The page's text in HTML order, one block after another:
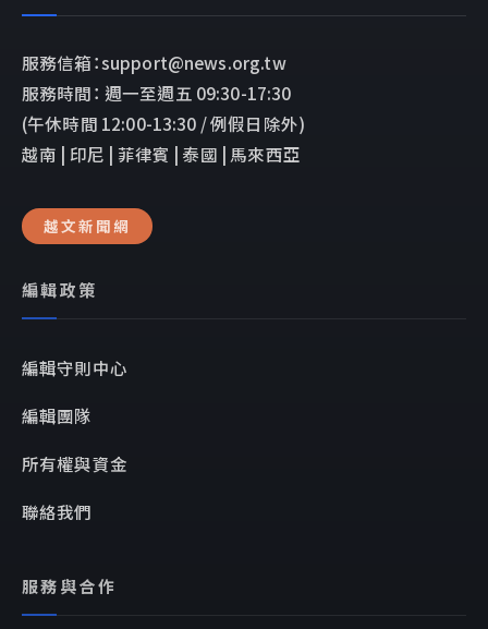
服務信箱：support@news.org.tw
服務時間： 週一至週五 09:30-17:30
(午休時間 12:00-13:30 / 例假日除外)
越南 | 印尼 | 菲律賓 | 泰國 | 馬來西亞
越文新聞網
編輯政策
編輯守則中心
編輯團隊
所有權與資金
聯絡我們
服務與合作